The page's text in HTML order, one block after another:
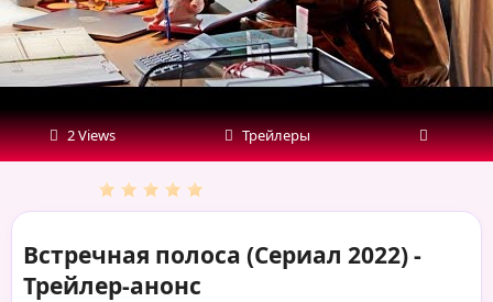
2 Views Трейлеры
Встречная полоса (Сериал 2022) -
Трейлер-анонс